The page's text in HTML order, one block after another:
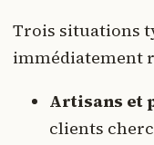
Trois situations
immédiatement
Artisans et
clients